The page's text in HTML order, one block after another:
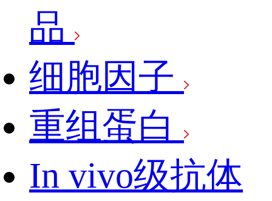
品
细胞因子
重组蛋白
In vivo级抗体